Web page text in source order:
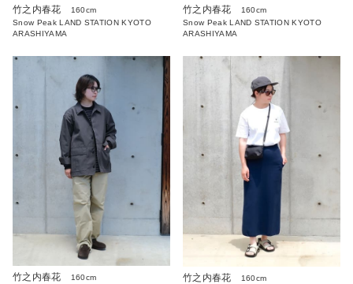
竹之内春花
160cm
Snow Peak LAND STATION KYOTO
ARASHIYAMA
竹之内春花
160cm
Snow Peak LAND STATION KYOTO
ARASHIYAMA
竹之内春花
160cm
竹之内春花
160cm